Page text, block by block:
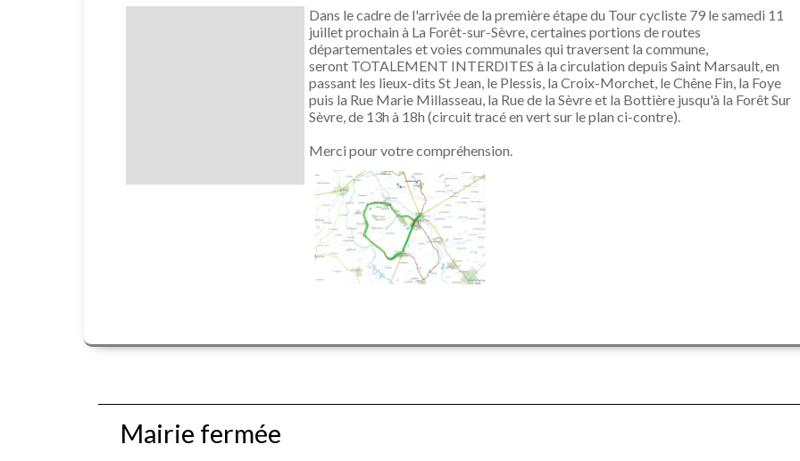
Dans le cadre de l'arrivée de la première étape du Tour cycliste 79 le samedi 11
juillet prochain à La Forêt-sur-Sèvre, certaines portions de routes
départementales et voies communales qui traversent la commune,
seront TOTALEMENT INTERDITES à la circulation depuis Saint Marsault, en
passant les lieux-dits St Jean, le Plessis, la Croix-Morchet, le Chêne Fin, la Foye
puis la Rue Marie Millasseau, la Rue de la Sèvre et la Bottière jusqu'à la Forêt Sur
Sèvre, de 13h à 18h (circuit tracé en vert sur le plan ci-contre).
Merci pour votre compréhension.
Mairie fermée